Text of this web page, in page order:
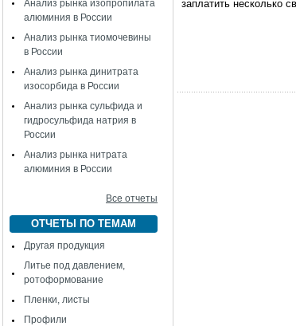
Анализ рынка изопропилата
алюминия в России
Анализ рынка тиомочевины
в России
Анализ рынка динитрата
изосорбида в России
Анализ рынка сульфида и
гидросульфида натрия в
России
Анализ рынка нитрата
алюминия в России
Все отчеты
ОТЧЕТЫ ПО ТЕМАМ
Другая продукция
Литье под давлением,
ротоформование
Пленки, листы
Профили
заплатить несколько